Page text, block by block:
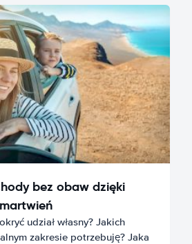
bez obaw dzięki
udział własny? Jakich
zakresie potrzebuję? Jaka